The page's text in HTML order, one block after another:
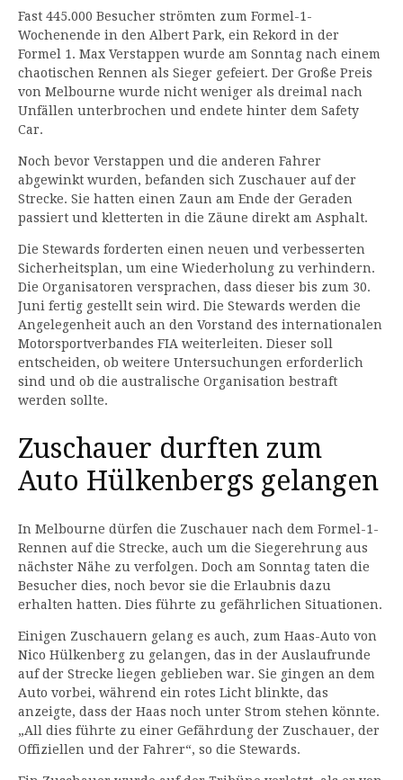
Fast 445.000 Besucher strömten zum Formel-1-
Wochenende in den Albert Park, ein Rekord in der
Formel 1. Max Verstappen wurde am Sonntag nach einem
chaotischen Rennen als Sieger gefeiert. Der Große Preis
von Melbourne wurde nicht weniger als dreimal nach
Unfällen unterbrochen und endete hinter dem Safety
Car.
Noch bevor Verstappen und die anderen Fahrer
abgewinkt wurden, befanden sich Zuschauer auf der
Strecke. Sie hatten einen Zaun am Ende der Geraden
passiert und kletterten in die Zäune direkt am Asphalt.
Die Stewards forderten einen neuen und verbesserten
Sicherheitsplan, um eine Wiederholung zu verhindern.
Die Organisatoren versprachen, dass dieser bis zum 30.
Juni fertig gestellt sein wird. Die Stewards werden die
Angelegenheit auch an den Vorstand des internationalen
Motorsportverbandes FIA weiterleiten. Dieser soll
entscheiden, ob weitere Untersuchungen erforderlich
sind und ob die australische Organisation bestraft
werden sollte.
Zuschauer durften zum
Auto Hülkenbergs gelangen
In Melbourne dürfen die Zuschauer nach dem Formel-1-
Rennen auf die Strecke, auch um die Siegerehrung aus
nächster Nähe zu verfolgen. Doch am Sonntag taten die
Besucher dies, noch bevor sie die Erlaubnis dazu
erhalten hatten. Dies führte zu gefährlichen Situationen.
Einigen Zuschauern gelang es auch, zum Haas-Auto von
Nico Hülkenberg zu gelangen, das in der Auslaufrunde
auf der Strecke liegen geblieben war. Sie gingen an dem
Auto vorbei, während ein rotes Licht blinkte, das
anzeigte, dass der Haas noch unter Strom stehen könnte.
„All dies führte zu einer Gefährdung der Zuschauer, der
Offiziellen und der Fahrer“, so die Stewards.